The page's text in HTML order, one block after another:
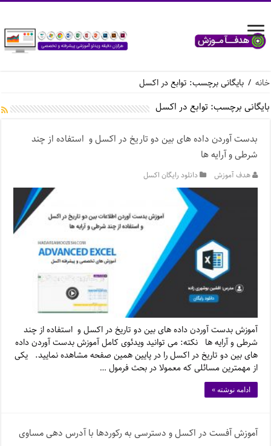
خانه / بایگانی برچسب: توابع در اکسل
بایگانی برچسب: توابع در اکسل
بدست آوردن داده های بین دو تاریخ در اکسل و استفاده از چند
شرطی و آرایه ها
هدف آموزش دانلود رایگان اکسل
آموزش بدست آوردن داده های بین دو تاریخ در اکسل و استفاده از چند
شرطی و آرایه ها نکته: می توانید ویدئوی کامل آموزش بدست آوردن داده
های بین دو تاریخ در اکسل را در پایین همین صفحه مشاهده نمایید. یکی
از مهمترین مسائلی که معمولا در بحث فرمول …
ادامه نوشته »
آموزش آفست در اکسل و دسترسی به رکوردها با آدرس دهی مساوی